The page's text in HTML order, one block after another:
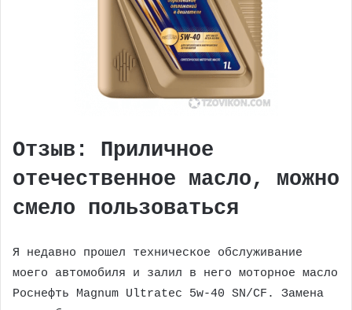
Отзыв: Приличное
отечественное масло, можно
смело пользоваться
Я недавно прошел техническое обслуживание
моего автомобиля и залил в него моторное масло
Роснефть Magnum Ultratec 5w-40 SN/CF. Замена